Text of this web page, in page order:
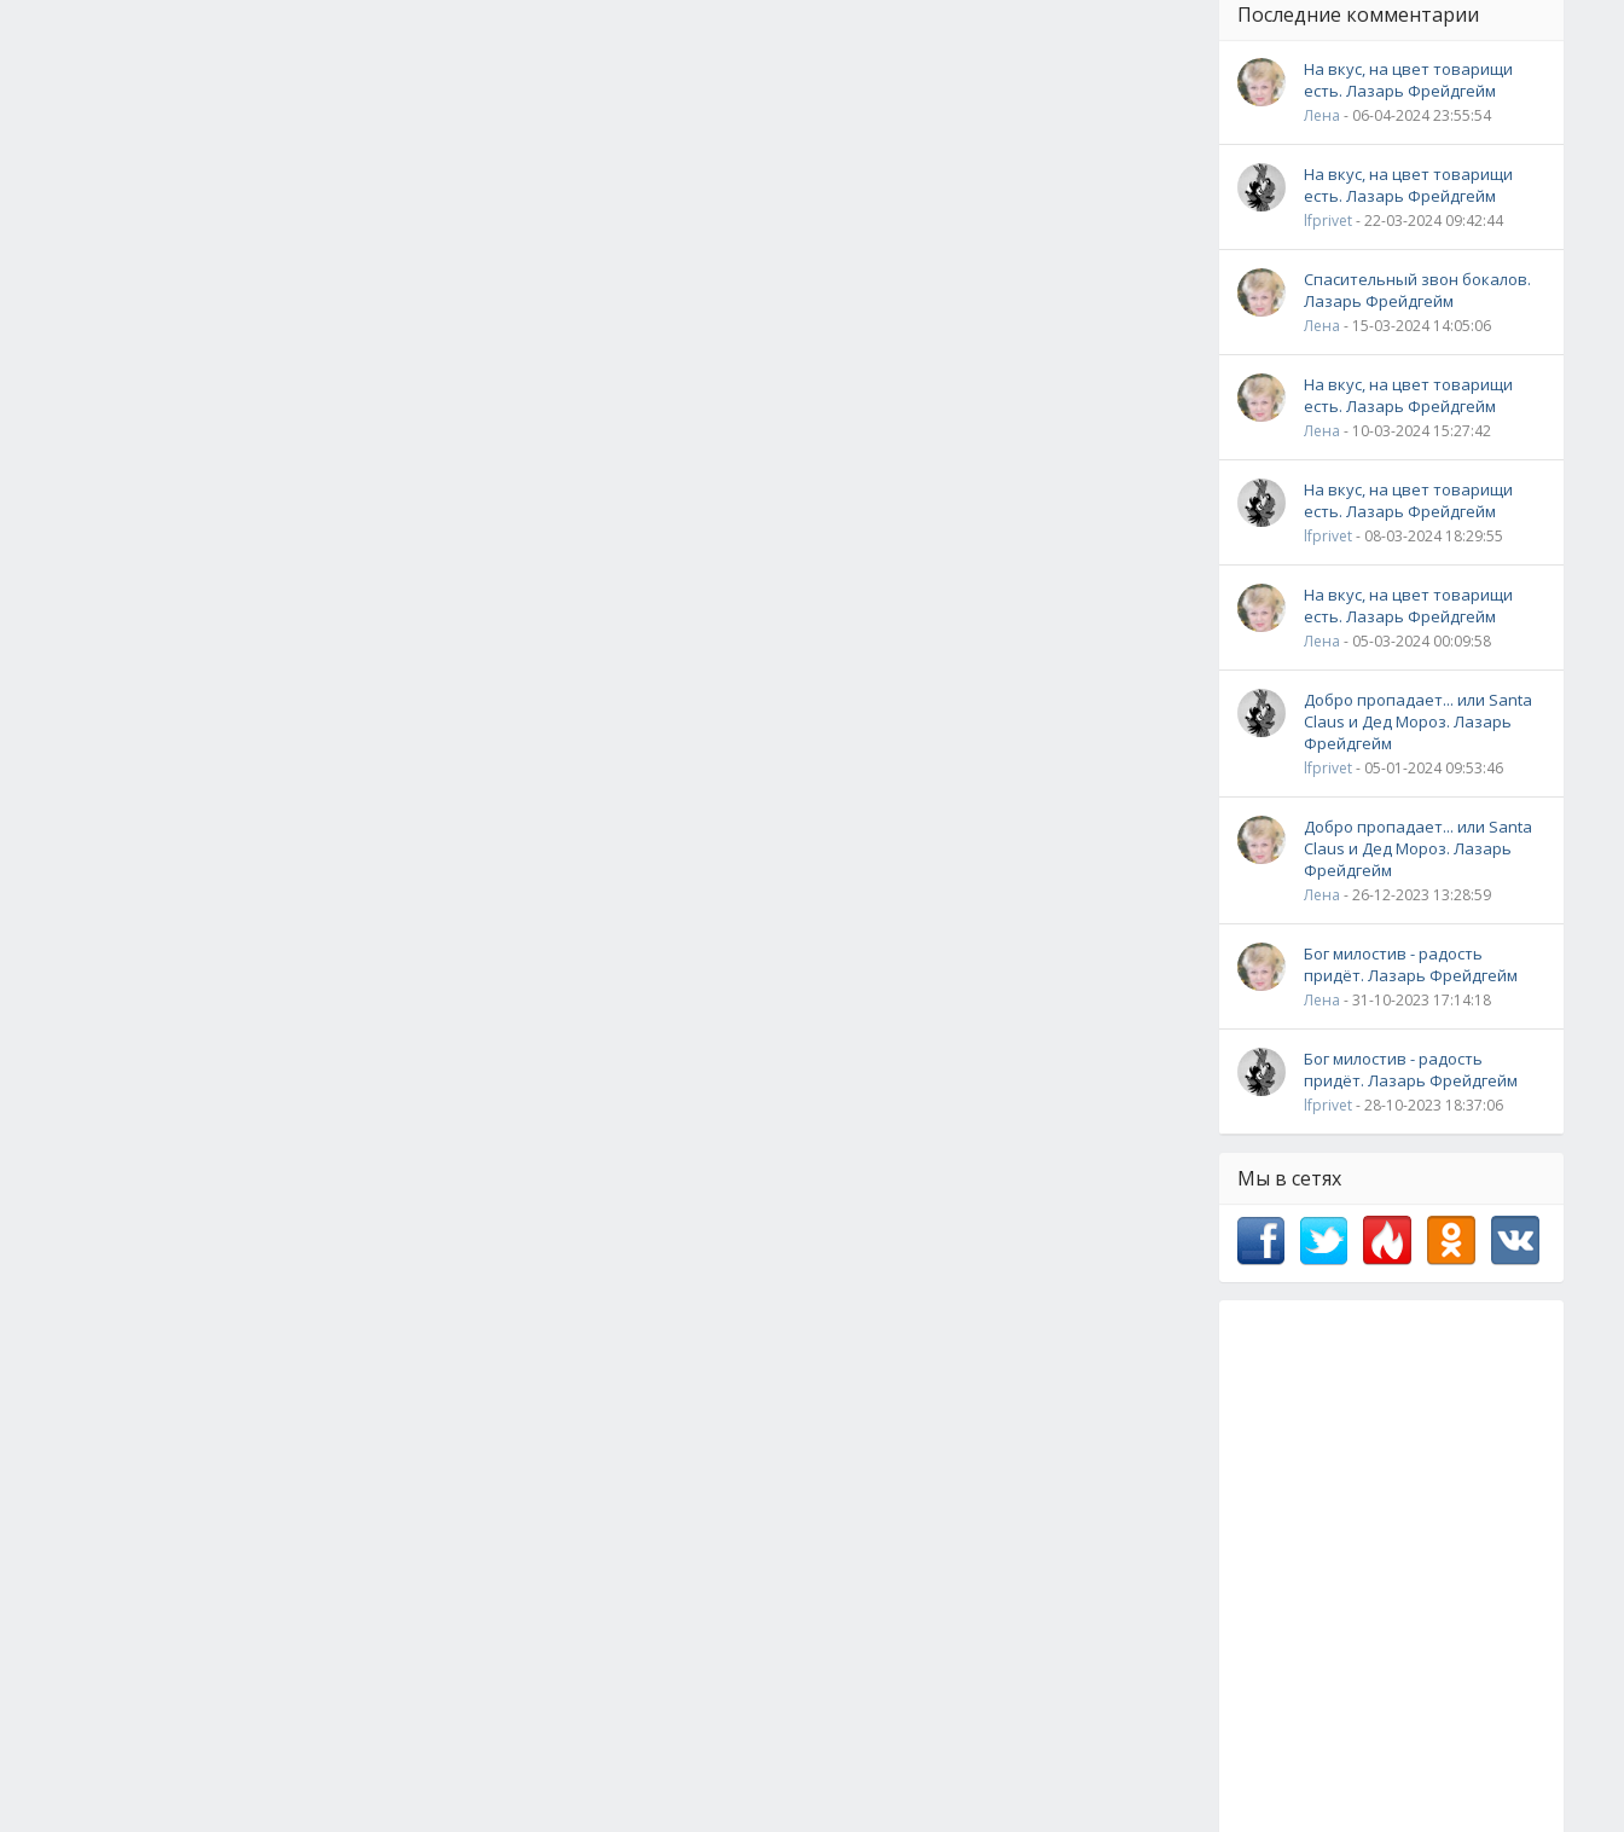
Последние комментарии
На вкус, на цвет товарищи
есть. Лазарь Фрейдгейм
Лена - 06-04-2024 23:55:54
На вкус, на цвет товарищи
есть. Лазарь Фрейдгейм
lfprivet- 22-03-2024 09:42:44
Спасительный звон бокалов.
Лазарь Фрейдгейм
Лена - 15-03-2024 14:05:06
На вкус, на цвет товарищи
есть. Лазарь Фрейдгейм
Лена - 10-03-2024 15:27:42
На вкус, на цвет товарищи
есть. Лазарь Фрейдгейм
lfprivet- 08-03-2024 18:29:55
На вкус, на цвет товарищи
есть. Лазарь Фрейдгейм
Лена - 05-03-2024 00:09:58
Добро пропадает... или Santa
Claus и Дед Мороз. Лазарь
Фрейдгейм
lfprivet- 05-01-2024 09:53:46
Добро пропадает... или Santa
Claus и Дед Мороз. Лазарь
Фрейдгейм
Лена - 26-12-2023 13:28:59
Бог милостив - радость
придёт. Лазарь Фрейдгейм
Лена - 31-10-2023 17:14:18
Бог милостив - радость
придёт. Лазарь Фрейдгейм
lfprivet- 28-10-2023 18:37:06
Мы в сетях